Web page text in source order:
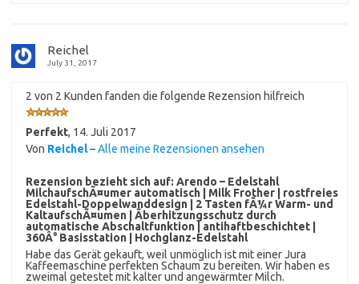
Reichel
July 31, 2017
2 von 2 Kunden fanden die folgende Rezension hilfreich
Perfekt, 14. Juli 2017
Von Reichel–Alle meine Rezensionen ansehen
Rezension bezieht sich auf: Arendo – Edelstahl
MilchaufschÃ¤umer automatisch | Milk Frother | rostfreies
Edelstahl-Doppelwanddesign | 2 Tasten fÃ¼r Warm- und
KaltaufschÃ¤umen | Ãberhitzungsschutz durch
automatische Abschaltfunktion | antihaftbeschichtet |
360Â° Basisstation | Hochglanz-Edelstahl
Habe das Gerät gekauft, weil unmöglich ist mit einer Jura
Kaffeemaschine perfekten Schaum zu bereiten. Wir haben es
zweimal getestet mit kalter und angewärmter Milch.